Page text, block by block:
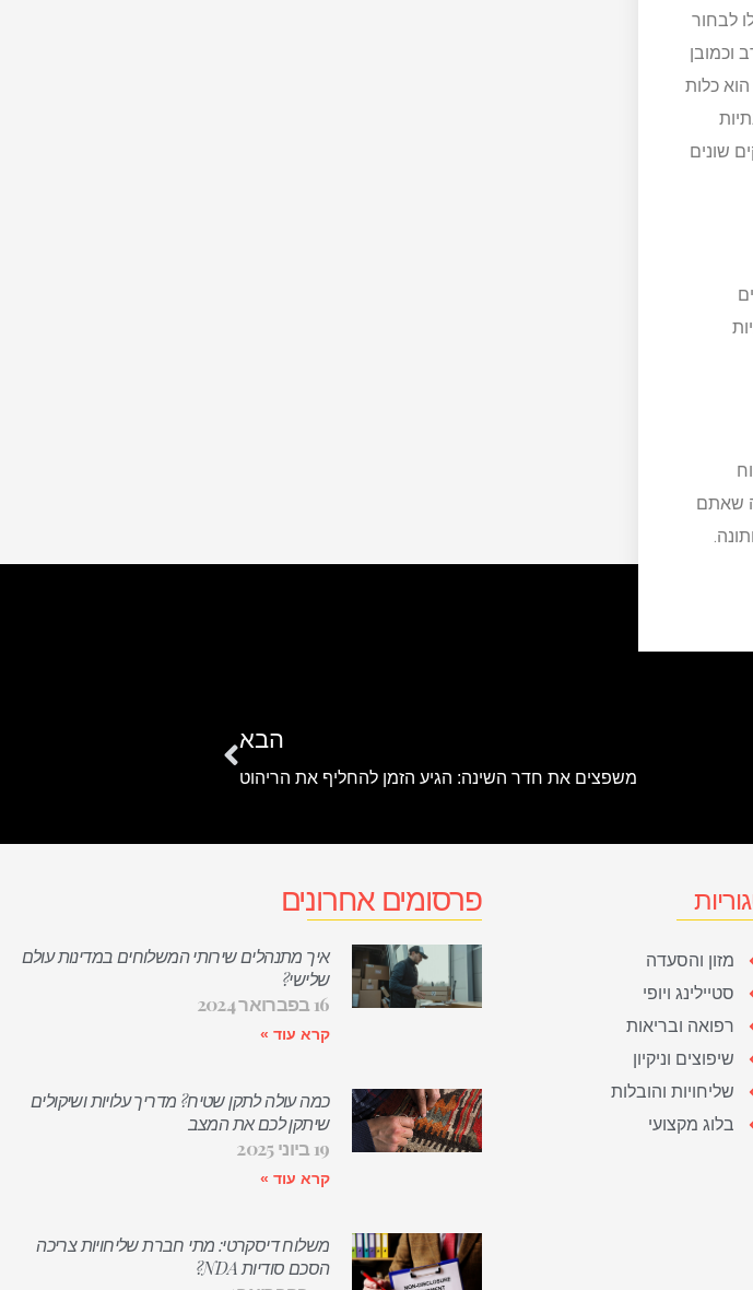
לבחור
וכמובן
כלות
שונים
שאתם
הבא
משפצים את חדר השינה: הגיע הזמן להחליף את הריהוט
מזון והסעדה
סטיילינג ויופי
רפואה ובריאות
שיפוצים וניקיון
שליחויות והובלות
בלוג מקצועי
פרסומים אחרונים
איך מתנהלים שירותי המשלוחים במדינות עולם
שלישי?
16 בפברואר 2024
קרא עוד »
כמה עולה לתקן שטיח? מדריך עלויות ושיקולים
שיתקן לכם את המצב
19 ביוני 2025
קרא עוד »
משלוח דיסקרטי: מתי חברת שליחויות צריכה
הסכם סודיות NDA?